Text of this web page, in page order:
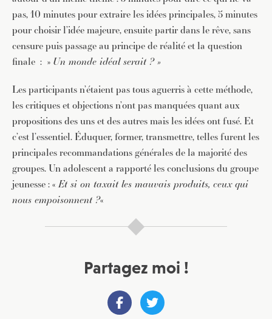
pas, 10 minutes pour extraire les idées principales, 5 minutes
pour choisir l’idée majeure, ensuite partir dans le rêve, sans
censure puis passage au principe de réalité et la question
finale : » Un monde idéal serait ? »
Les participants n’étaient pas tous aguerris à cette méthode,
les critiques et objections n’ont pas manquées quant aux
propositions des uns et des autres mais les idées ont fusé. Et
c’est l’essentiel. Éduquer, former, transmettre, telles furent les
principales recommandations générales de la majorité des
groupes. Un adolescent a rapporté les conclusions du groupe
jeunesse : «Et si on taxait les mauvais produits, ceux qui
nous empoisonnent ?«
Partagez moi !
JE M'INSCRIS À LA NEWSLETTER
Pour recevoir toutes les deux semaines notre lettre
d’info avec une sélection d’articles …